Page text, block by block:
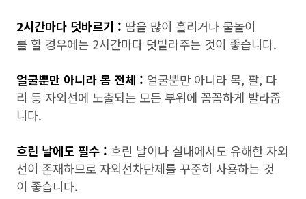
2시간마다 덧바르기 : 땀을 많이 흘리거나 물놀이
를 할 경우에는 2시간마다 덧발라주는 것이 좋습니다.
얼굴뿐만 아니라 몸 전체 : 얼굴뿐만 아니라 목, 팔, 다
리 등 자외선에 노출되는 모든 부위에 꼼꼼하게 발라줍
니다.
흐린 날에도 필수 : 흐린 날이나 실내에서도 유해한 자외
선이 존재하므로 자외선차단제를 꾸준히 사용하는 것
이 좋습니다.